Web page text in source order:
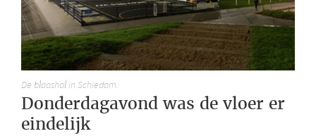
De blaashal in Schiedam.
Donderdagavond was de vloer er
eindelijk